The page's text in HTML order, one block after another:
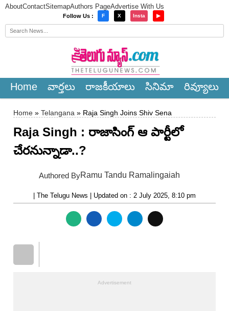
AboutContactSitemapAuthors PageAdvertise With Us
Follow Us : F X Insta ▶
Home వార్త‌లు రాజ‌కీయాలు సినిమా రివ్యూలు
Home » Telangana » Raja Singh Joins Shiv Sena
Raja Singh : రాజాసింగ్ ఆ పార్టీలో
చేర‌నున్నాడా..?
Authored ByRamu Tandu Ramalingaiah
| The Telugu News | Updated on : 2 July 2025, 8:10 pm